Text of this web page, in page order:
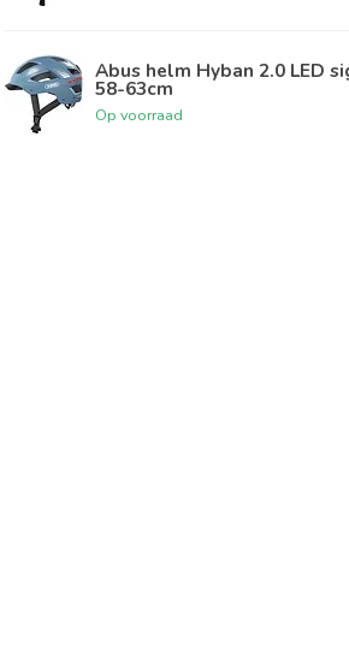
Abus helm Hyban 2.0 LED
58-63cm
Op voorraad